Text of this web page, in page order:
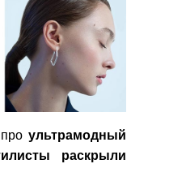
ультрамодный
раскрыли